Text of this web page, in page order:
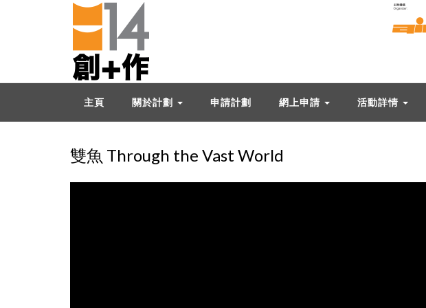
主頁 關於計劃 申請計劃 網上申請 活動詳情
雙魚 Through the Vast World